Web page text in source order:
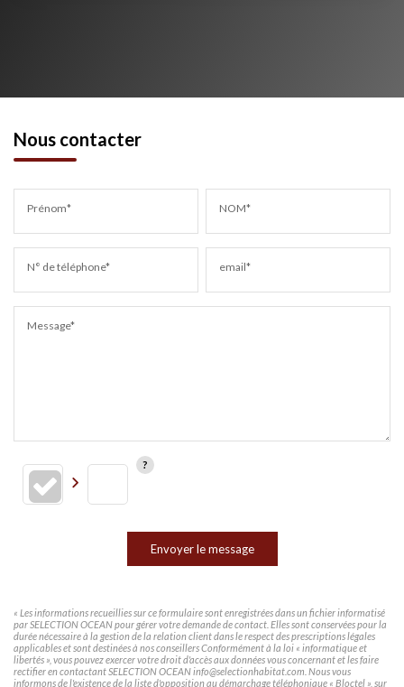
Nous contacter
Prénom* NOM*
N° de téléphone* email*
Message*
Envoyer le message
« Les informations recueillies sur ce formulaire sont enregistrées dans un fichier informatisé
par SELECTION OCEAN pour gérer votre demande de contact. Elles sont conservées pour la
durée nécessaire à la gestion de la relation client dans le respect des prescriptions légales
applicables et sont destinées à nos conseillers Conformément à la loi « informatique et
libertés », vous pouvez exercer votre droit d'accès aux données vous concernant et les faire
rectifier en contactant SELECTION OCEAN info@selectionhabitat.com. Nous vous
informons de l'existence de la liste d'opposition au démarchage téléphonique « Bloctel », sur